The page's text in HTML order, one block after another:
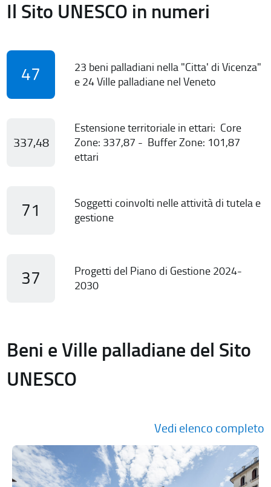
Il Sito UNESCO in numeri
47
23 beni palladiani nella "Citta' di Vicenza"
e 24 Ville palladiane nel Veneto
337,48
Estensione territoriale in ettari: Core
Zone: 337,87 - Buffer Zone: 101,87
ettari
71
Soggetti coinvolti nelle attività di tutela e
gestione
37
Progetti del Piano di Gestione 2024-
2030
Beni e Ville palladiane del Sito
UNESCO
Vedi elenco completo